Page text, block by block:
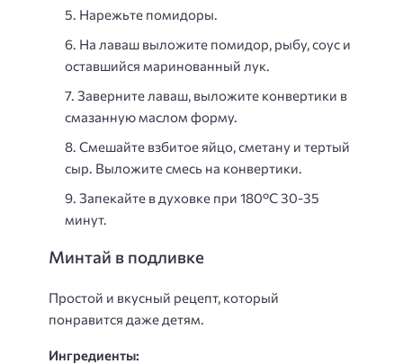
Нарежьте помидоры.
На лаваш выложите помидор, рыбу, соус и
оставшийся маринованный лук.
Заверните лаваш, выложите конвертики в
смазанную маслом форму.
Смешайте взбитое яйцо, сметану и тертый
сыр. Выложите смесь на конвертики.
Запекайте в духовке при 180°С 30-35
минут.
Минтай в подливке
Простой и вкусный рецепт, который
понравится даже детям.
Ингредиенты: